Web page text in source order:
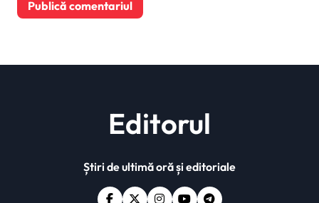
Editorul
Știri de ultimă oră și editoriale